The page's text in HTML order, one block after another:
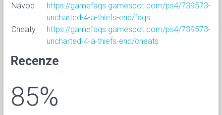
Návod
https://gamefaqs.gamespot.com/ps4/739573-
uncharted-4-a-thiefs-end/faqs
Cheaty
https://gamefaqs.gamespot.com/ps4/739573-
uncharted-4-a-thiefs-end/cheats
Recenze
85%